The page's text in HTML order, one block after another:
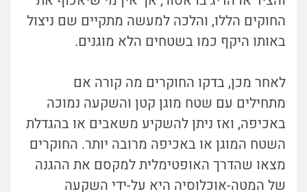
החוקים הללו, והלכה למעשה מתקיים שם ניצול
באותו היקף כמו בשטחים הלא מוגנים.
לאחר מכן, בדקו החוקרים מה קורה אם
מתחילים עם שטח מוגן קטן והשקעה נמוכה
באכיפה, ואז ניתן להשקיע משאבים או בהגדלת
השטח המוגן או באכיפה מרובה יותר. החוקרים
מצאו שהדרך האופטימלית למקסם את ההגנה
של המטה-אוכלוסיה היא על-ידי השקעה